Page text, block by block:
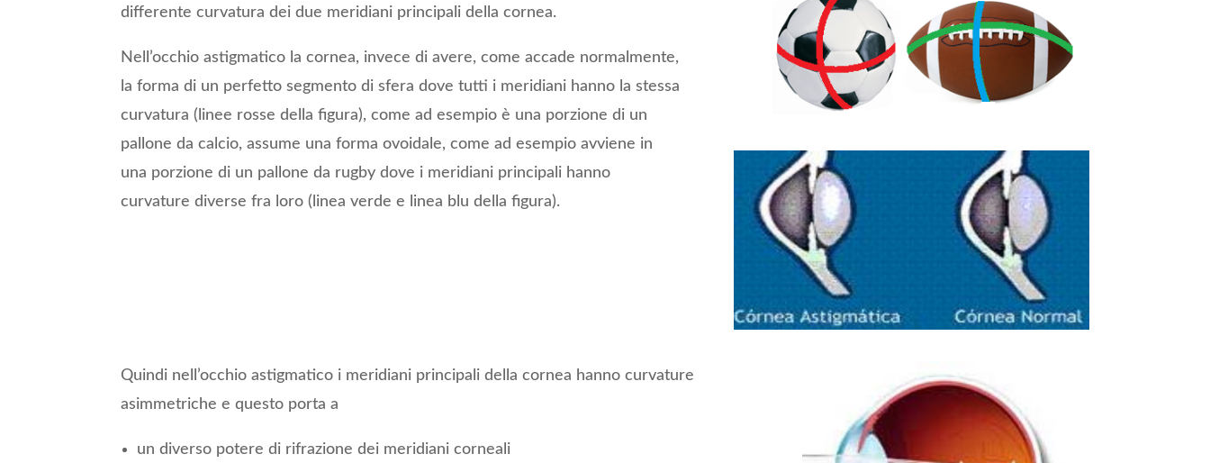
differente curvatura dei due meridiani principali della cornea.
Nell’occhio astigmatico la cornea, invece di avere, come accade normalmente,
la forma di un perfetto segmento di sfera dove tutti i meridiani hanno la stessa
curvatura (linee rosse della figura), come ad esempio è una porzione di un
pallone da calcio, assume una forma ovoidale, come ad esempio avviene in
una porzione di un pallone da rugby dove i meridiani principali hanno
curvature diverse fra loro (linea verde e linea blu della figura).
Quindi nell’occhio astigmatico i meridiani principali della cornea hanno curvature
asimmetriche e questo porta a
un diverso potere di rifrazione dei meridiani corneali